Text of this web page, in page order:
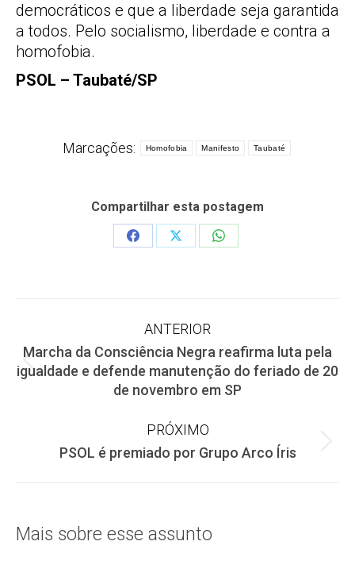
democráticos e que a liberdade seja garantida
a todos. Pelo socialismo, liberdade e contra a
homofobia.
PSOL – Taubaté/SP
Marcações: Homofobia Manifesto Taubaté
Compartilhar esta postagem
Share
Share
Share
Navegação
de
ANTERIOR
Post
anterior:
Marcha da Consciência Negra reafirma luta pela
igualdade e defende manutenção do feriado de 20
de novembro em SP
PRÓXIMO
Próximo
PSOL é premiado por Grupo Arco Íris
Mais sobre esse assunto